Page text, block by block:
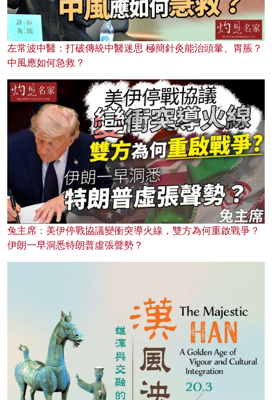
左常波中醫：打破傳統中醫迷思 極簡針灸能治頭暈、胃脹？
中風應如何急救？
兔主席：美伊停戰協議變衝突導火線，雙方為何重啟戰爭？
伊朗一早洞悉特朗普虛張聲勢？